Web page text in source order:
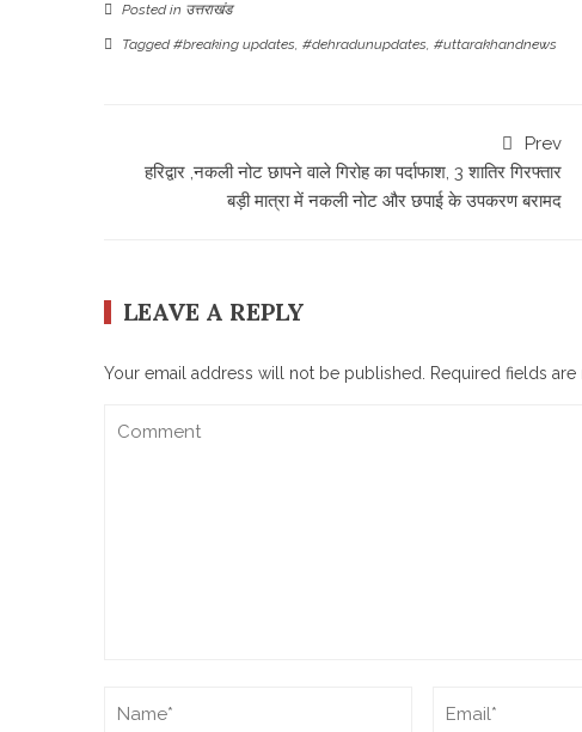
Posted in उत्तराखंड
Tagged#breaking updates, #dehradunupdates, #uttarakhandnews
Prev
हरिद्वार ,नकली नोट छापने वाले गिरोह का पर्दाफाश, 3 शातिर गिरफ्तार
बड़ी मात्रा में नकली नोट और छपाई के उपकरण बरामद
LEAVE A REPLY
Your email address will not be published. Required fields are